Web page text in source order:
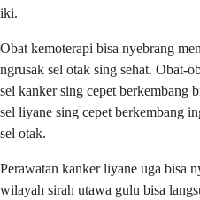
iki.
Obat kemoterapi bisa nyebrang
ngrusak sel otak sing sehat. Obat-
sel kanker sing cepet berkembang
sel liyane sing cepet berkembang
sel otak.
Perawatan kanker liyane uga bisa
wilayah sirah utawa gulu bisa